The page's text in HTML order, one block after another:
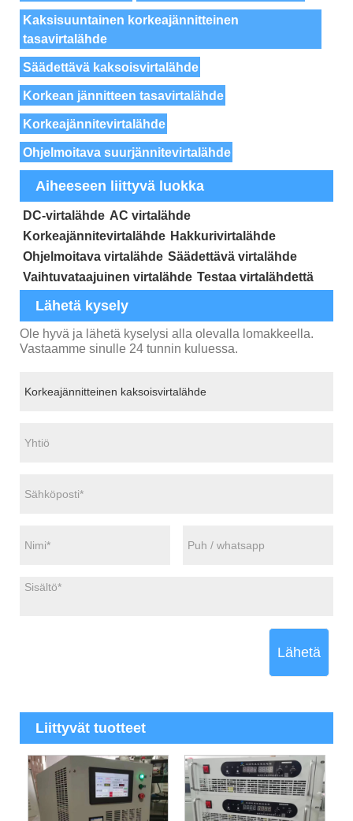
Kaksisuuntainen korkeajännitteinen
tasavirtalähde
Säädettävä kaksoisvirtalähde
Korkean jännitteen tasavirtalähde
Korkeajännitevirtalähde
Ohjelmoitava suurjännitevirtalähde
Aiheeseen liittyvä luokka
DC-virtalähde AC virtalähde
Korkeajännitevirtalähde Hakkurivirtalähde
Ohjelmoitava virtalähde Säädettävä virtalähde
Vaihtuvataajuinen virtalähde Testaa virtalähdettä
Lähetä kysely
Ole hyvä ja lähetä kyselysi alla olevalla lomakkeella.
Vastaamme sinulle 24 tunnin kuluessa.
Lähetä
Liittyvät tuotteet